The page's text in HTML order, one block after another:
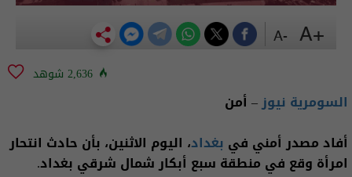
2,636 شوهد
السومرية نيوز– أمن
أفاد مصدر أمني في بغداد، اليوم الاثنين، بأن حادث انتحار
امرأة وقع في منطقة سبع أبكار شمال شرقي بغداد.
+A
-A